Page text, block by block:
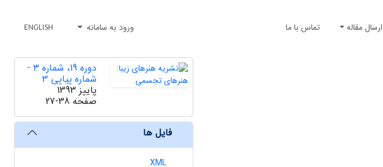
ارسال مقاله تماس با ما ورود به سامانه ENGLISH
دوره 19، شماره 3 -
شماره پیاپی 3
پاییز 1393
صفحه 27-38
فایل ها
XML